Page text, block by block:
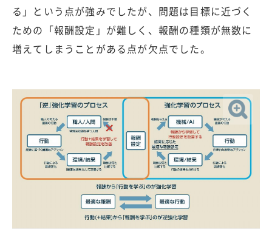
る」という点が強みでしたが、問題は目標に近づく
ための「報酬設定」が難しく、報酬の種類が無数に
増えてしまうことがある点が欠点でした。